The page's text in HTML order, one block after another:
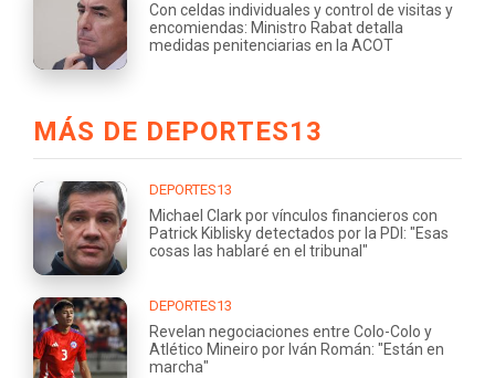
Con celdas individuales y control de visitas y
encomiendas: Ministro Rabat detalla
medidas penitenciarias en la ACOT
MÁS DE DEPORTES13
DEPORTES13
Michael Clark por vínculos financieros con
Patrick Kiblisky detectados por la PDI: "Esas
cosas las hablaré en el tribunal"
DEPORTES13
Revelan negociaciones entre Colo-Colo y
Atlético Mineiro por Iván Román: "Están en
marcha"